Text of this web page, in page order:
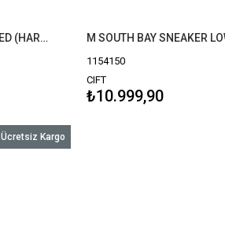
M VENTURE DAZE MUSTARD SEED (HARDAL) 1154530
1154150
CIFT
₺10.999,90
Ücretsiz Kargo